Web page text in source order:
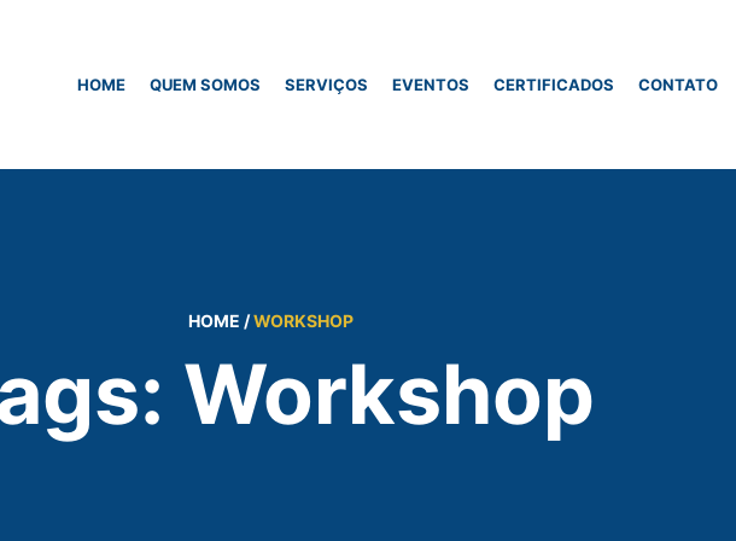
HOME QUEM SOMOS SERVIÇOS EVENTOS CERTIFICADOS CONTATO
HOME / WORKSHOP
Workshop